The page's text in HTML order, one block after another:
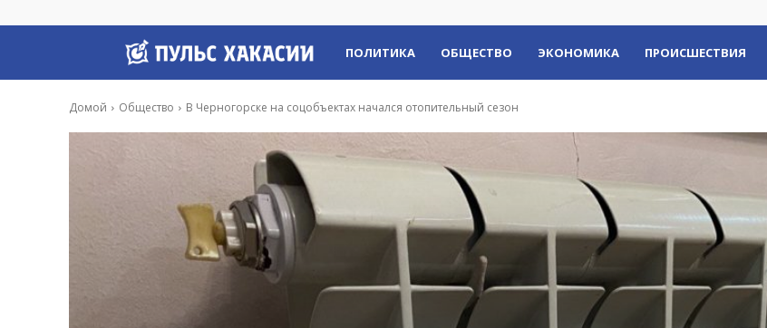
Пульс
Хакасии
ПОЛИТИКА ОБЩЕСТВО ЭКОНОМИКА ПРОИСШЕСТВИЯ
Домой Общество В Черногорске на соцобъектах начался отопительный сезон